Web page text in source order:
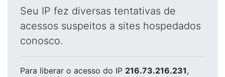
Seu IP fez diversas tentativas de
acessos suspeitos a sites hospedados
conosco.
Para liberar o acesso do IP 216.73.216.231,